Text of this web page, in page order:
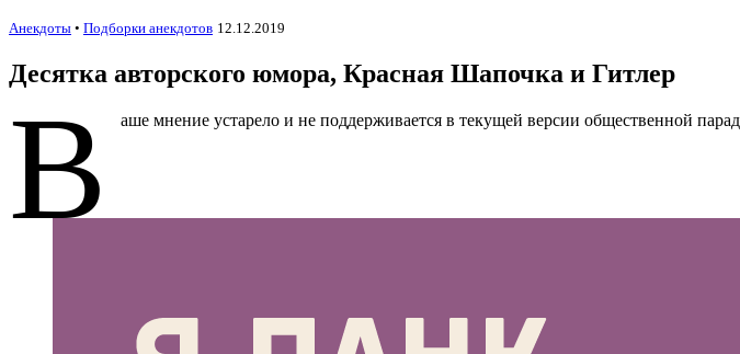
Анекдоты • Подборки анекдотов 12.12.2019
Десятка авторского юмора, Красная Шапочка и Гитлер
В аше мнение устарело и не поддерживается в текущей версии общественной